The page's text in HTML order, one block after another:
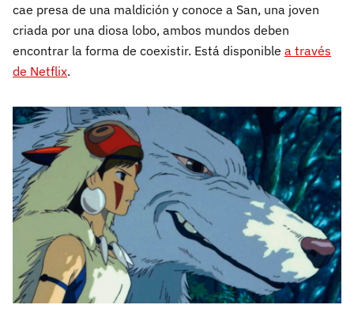
cae presa de una maldición y conoce a San, una joven
criada por una diosa lobo, ambos mundos deben
encontrar la forma de coexistir. Está disponible a través
de Netflix.